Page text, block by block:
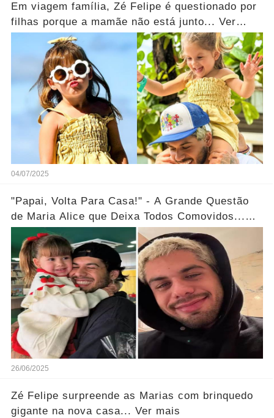
Em viagem família, Zé Felipe é questionado por
filhas porque a mamãe não está junto... Ver
04/07/2025
"Papai, Volta Para Casa!" - A Grande Questão
de Maria Alice que Deixa Todos Comovidos...
Ver Mais
26/06/2025
Zé Felipe surpreende as Marias com brinquedo
gigante na nova casa... Ver mais